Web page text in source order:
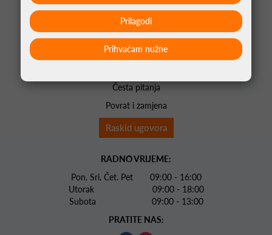
EDUKATOR
Opći uvjeti poslovanja
Plaćanje i dostava
Česta pitanja
Povrat i zamjena
Raskid ugovora
RADNO VRIJEME:
Pon. Sri. Čet. Pet 09:00 - 16:00
Utorak 09:00 - 18:00
Subota 09:00 - 13:00
PRATITE NAS:
Prihvaćam nužne
Prilagodi